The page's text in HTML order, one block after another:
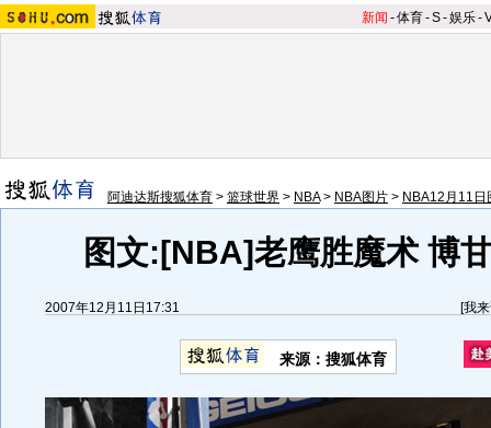
新闻 -体育-S-娱乐-
阿迪达斯搜狐体育 > 篮球世界 > NBA> NBA图片 > NBA12月11日
图文:[NBA]老鹰胜魔术 博
2007年12月11日17:31 [我
来源：搜狐体育